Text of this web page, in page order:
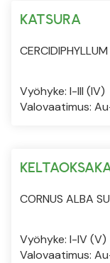
KATSURA
Vyöhyke: I-III (IV)
Valovaatimus:
CORNUS ALBA
Vyöhyke: I-IV (V)
Valovaatimus: